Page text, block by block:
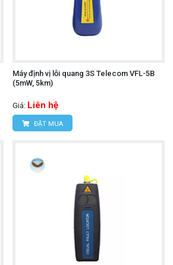
Máy định vị lỗi quang 3S Telecom VFL-5B
(5mW, 5km)
Giá: Liên hệ
ĐẶT MUA